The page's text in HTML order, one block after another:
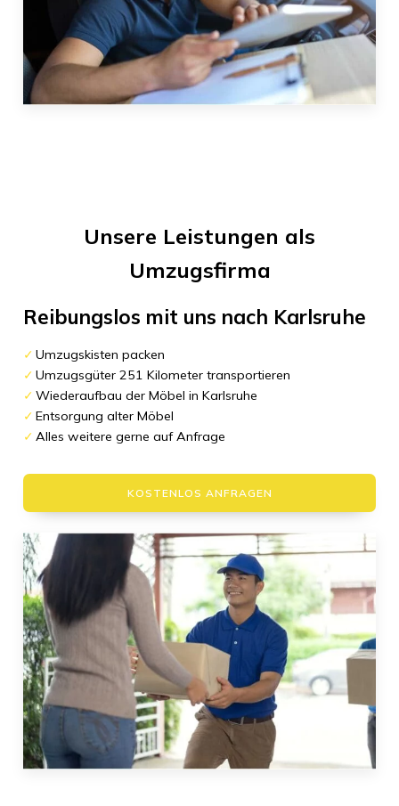
Unsere Leistungen als
Umzugsfirma
Reibungslos mit uns nach Karlsruhe
Umzugskisten packen
Umzugsgüter 251 Kilometer transportieren
Wiederaufbau der Möbel in Karlsruhe
Entsorgung alter Möbel
Alles weitere gerne auf Anfrage
KOSTENLOS ANFRAGEN